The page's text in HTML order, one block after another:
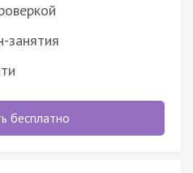
занятия
бесплатно